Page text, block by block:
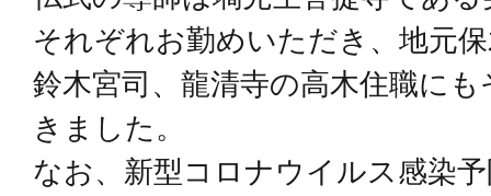
それぞれお勤めいただき、地元
鈴木宮司、龍清寺の高木住職に
きました。
なお、新型コロナウイルス感染